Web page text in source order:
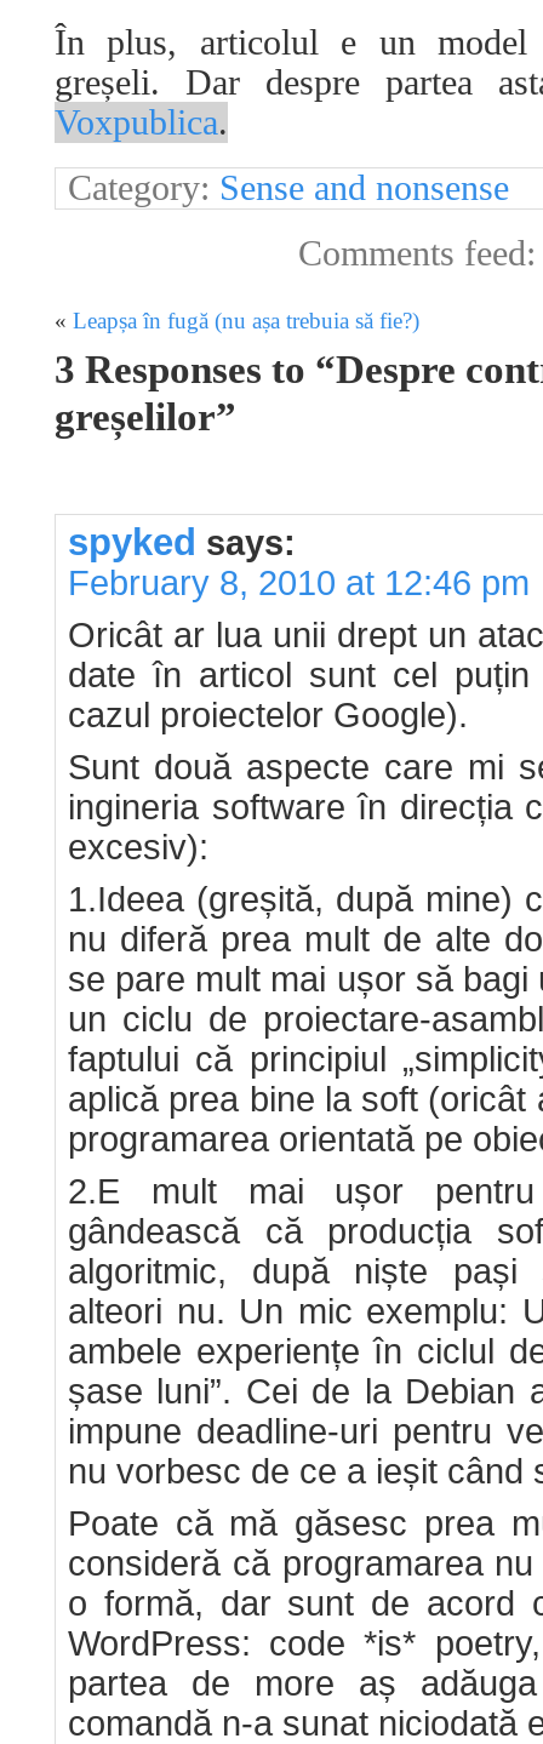
În plus, articolul e un model
greșeli. Dar despre partea
Voxpublica.
Category: Sense and nonsense
Comments
« Leapșa în fugă (nu așa trebuia să fie?)
3 Responses to “Despre
greșelilor”
spyked says:
February 8, 2010 at 12:46 pm
Oricât ar lua unii drept un
date în articol sunt cel
cazul proiectelor Google).
Sunt două aspecte care mi
ingineria software în direcția
excesiv):
1.Ideea (greșită, după mine)
nu diferă prea mult de alte
se pare mult mai ușor să
un ciclu de proiectare-
faptului că principiul
aplică prea bine la soft
programarea orientată pe
2.E mult mai ușor
gândească că producția
algoritmic, după niște pași
alteori nu. Un mic exemplu:
ambele experiențe în ciclul
șase luni”. Cei de la Debian
impune deadline-uri pentru
nu vorbesc de ce a ieșit când
Poate că mă găsesc prea
consideră că programarea
o formă, dar sunt de acord
WordPress: code *is*
partea de more aș
comandă n-a sunat niciodată